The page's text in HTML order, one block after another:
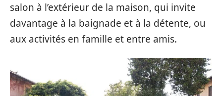
salon à l’extérieur de la maison, qui invite
davantage à la baignade et à la détente, ou
aux activités en famille et entre amis.